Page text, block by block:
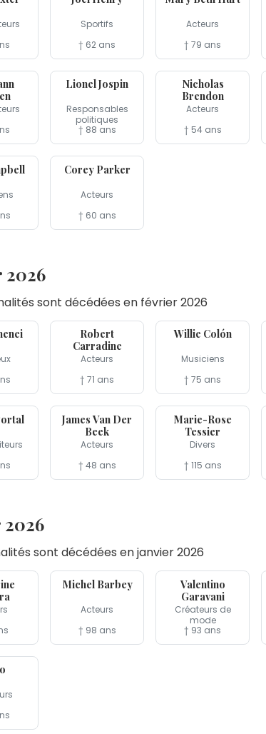
Sportifs
† 62 ans
Acteurs
† 79 ans
22 mar
Lionel Jospin
Responsables
politiques
† 88 ans
20 mar
Nicholas
Brendon
Acteurs
† 54 ans
5 mar
Corey Parker
Acteurs
† 60 ans
2026
sont décédées en février 2026
Robert
Carradine
Acteurs
† 71 ans
Willie Colón
Musiciens
† 75 ans
11 fév
James Van Der
Beek
Acteurs
† 48 ans
10 fév
Marie-Rose
Tessier
Divers
† 115 ans
2026
sont décédées en janvier 2026
Michel Barbey
Acteurs
† 98 ans
Valentino
Garavani
Créateurs de
mode
† 93 ans